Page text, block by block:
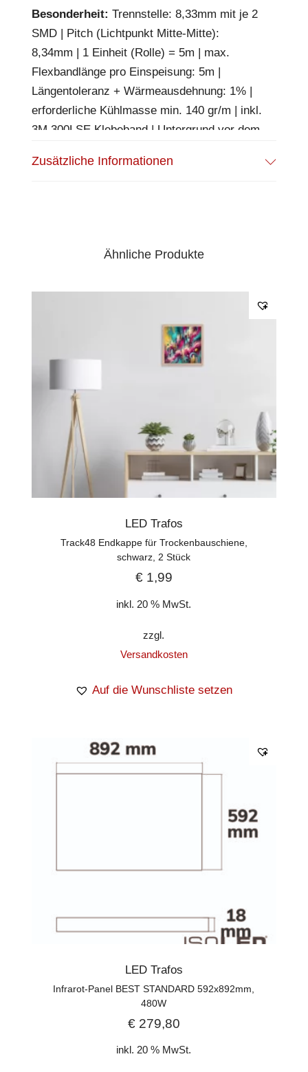
Besonderheit: Trennstelle: 8,33mm mit je 2
SMD | Pitch (Lichtpunkt Mitte-Mitte):
8,34mm | 1 Einheit (Rolle) = 5m | max.
Flexbandlänge pro Einspeisung: 5m |
Längentoleranz + Wärmeausdehnung: 1% |
erforderliche Kühlmasse min. 140 gr/m | inkl.
3M 300LSE Klebeband | Untergrund vor dem
wieder ablösen! | BESONDERHEIT:
Zusätzliche Informationen
Ähnliche Produkte
LED Trafos
Track48 Endkappe für Trockenbauschiene,
schwarz, 2 Stück
€1,99
inkl. 20 % MwSt.
zzgl.
Versandkosten
Auf die Wunschliste setzen
LED Trafos
Infrarot-Panel BEST STANDARD 592x892mm,
480W
€279,80
inkl. 20 % MwSt.